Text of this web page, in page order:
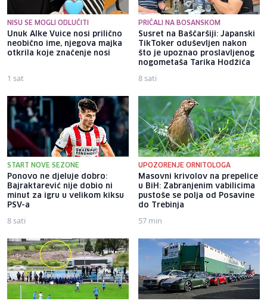
NISU SE MOGLI ODLUČITI
Unuk Alke Vuice nosi prilično
neobično ime, njegova majka
otkrila koje značenje nosi
1 sat
PRIČALI NA BOSANSKOM
Susret na Baščaršiji: Japanski
TikToker oduševljen nakon
što je upoznao proslavljenog
nogometaša Tarika Hodžića
8 sati
START NOVE SEZONE
Ponovo ne djeluje dobro:
Bajraktarević nije dobio ni
minut za igru u velikom kiksu
PSV-a
8 sati
UPOZORENJE ORNITOLOGA
Masovni krivolov na prepelice
u BiH: Zabranjenim vabilicima
pustoše se polja od Posavine
do Trebinja
57 min